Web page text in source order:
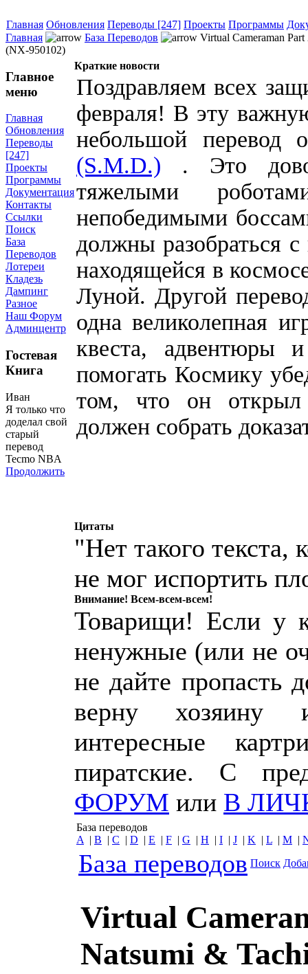
Главная Обновления Переводы [247] Проекты Программы
Главная
База Переводов
Virtual Cameraman
(NX-950102)
Главное
меню
Главная
Обновления
Переводы
[247]
Проекты
Программы
Документация
Контакты
Ссылки
Поиск
База
Переводов
Лотереи
Кладезь
Дампинг
Разное
Наш Форум
Админцентр
Гостевая
Книга
Иван
Я только что
доделал свой
старый
перевод
Tecmo NBA
Продолжить
Краткие новости
Поздравляем всех
февраля! В эту
небольшой
(S.M.D.) . Это
тяжелыми
непобедимыми
должны разобраться
находящейся в
Луной. Другой
одна великолепная
квеста, адвентюры
помогать Космику
том, что он
должен собрать
Цитаты
"Нет такого
не мог испортить
Внимание! Всем-всем-всем!
Товарищи! Если у
ненужные (или не
не дайте пропасть
верну хозяину
интересные
пиратские. С
ФОРУМ или В
База переводов
A | B | C | D | E | F | G | H | I | J | K | L | M |
База переводов Поиск
Virtual
Natsumi &